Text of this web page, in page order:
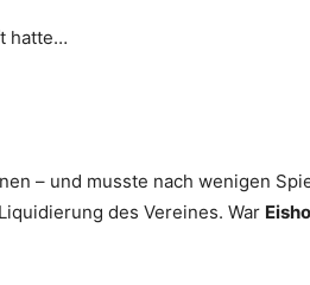
hatte…
– und musste nach wenigen
des Vereines. War